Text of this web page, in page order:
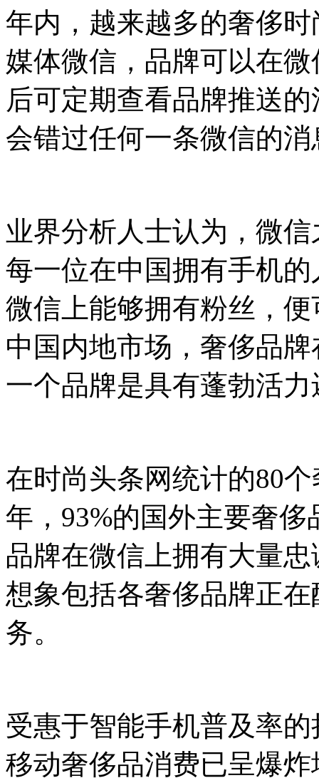
年内，越来越多的奢侈
媒体微信，品牌可以在
后可定期查看品牌推送
会错过任何一条微信的消
业界分析人士认为，微
每一位在中国拥有手机
微信上能够拥有粉丝，
中国内地市场，奢侈品
一个品牌是具有蓬勃活
在时尚头条网统计的80
年，93%的国外主要奢
品牌在微信上拥有大量
想象包括各奢侈品牌正
务。
受惠于智能手机普及率
移动奢侈品消费已呈爆